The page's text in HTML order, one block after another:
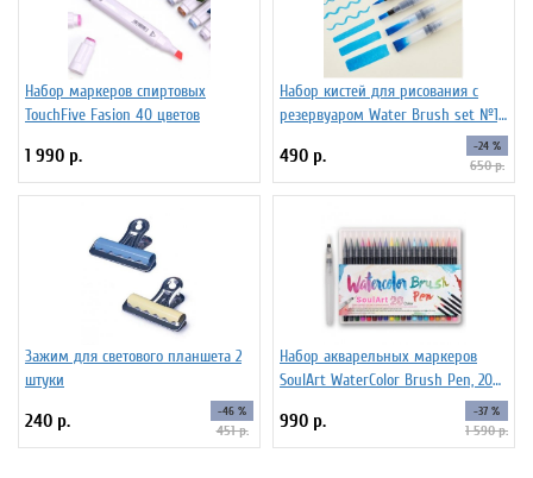
Набор маркеров спиртовых
TouchFive Fasion 40 цветов
1 990 р.
Набор кистей для рисования c
резервуаром Water Brush set №1,
490 р. -24 %
650 р.
Зажим для светового планшета 2
штуки
240 р. -46 %
451 р.
Набор акварельных маркеров
SoulArt WaterColor Brush Pen, 20
990 р. -37 %
1 590 р.